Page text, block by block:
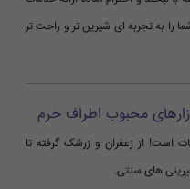
را به تجربه ای شیرین تر و راحت تر
محبوب اطراف حرم
است! از زعفران و زرشک گرفته تا
های سنتی.